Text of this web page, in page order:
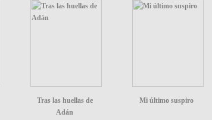
Tras las huellas de
Adán
Mi último suspiro